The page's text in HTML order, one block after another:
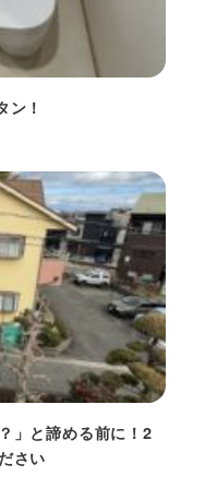
ン！
」と諦める前に！2
さい